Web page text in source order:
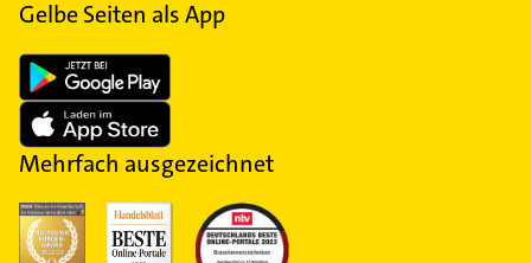
Gelbe Seiten als App
Mehrfach ausgezeichnet